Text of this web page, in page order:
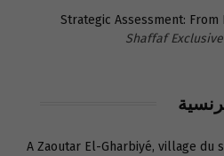
Strategic Assessment: From
Shaffaf Exclusive
A Zaoutar El-Gharbiyé, village du